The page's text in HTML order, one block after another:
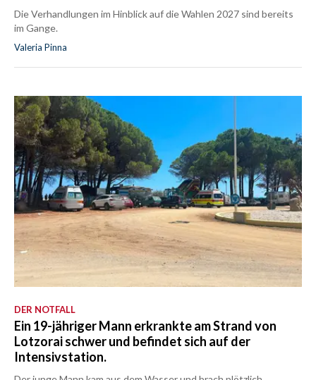
Die Verhandlungen im Hinblick auf die Wahlen 2027 sind bereits
im Gange.
Valeria Pinna
DER NOTFALL
Ein 19-jähriger Mann erkrankte am Strand von
Lotzorai schwer und befindet sich auf der
Intensivstation.